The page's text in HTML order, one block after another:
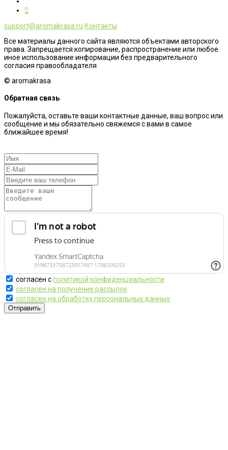
support@aromakrasa.ru Контакты
Все материалы данного сайта являются объектами авторского
права. Запрещается копирование, распространение или любое
иное использование информации без предварительного
согласия правообладателя
© aromakrasa
Обратная связь
Пожалуйста, оставьте ваши контактные данные, ваш вопрос или
сообщение и мы обязательно свяжемся с вами в самое
ближайшее время!
согласен сполитикой конфиденциальности
согласен на получение рассылок
согласен на обработку персональных данных
Отправить